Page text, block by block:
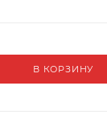
В КОРЗИНУ